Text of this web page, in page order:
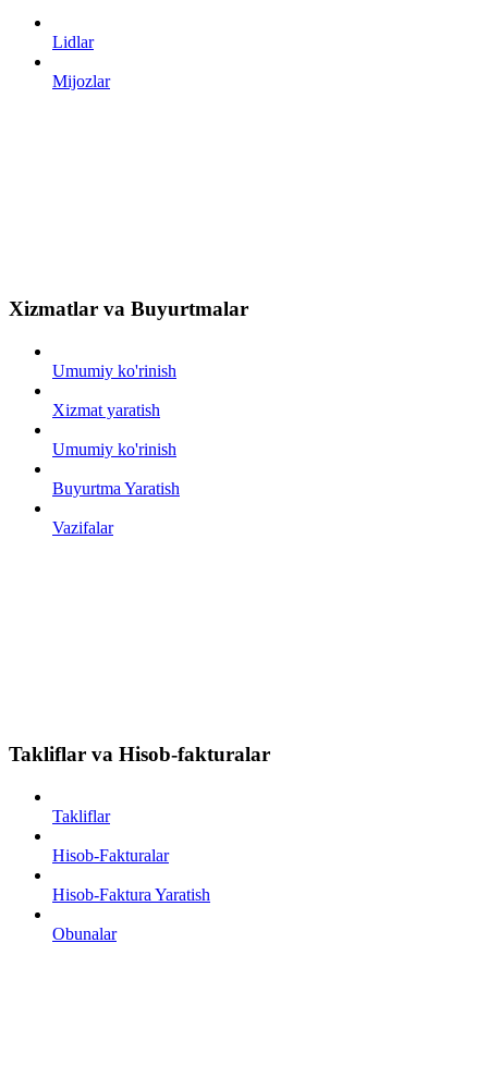
Lidlar
Mijozlar
Xizmatlar va Buyurtmalar
Umumiy ko'rinish
Xizmat yaratish
Umumiy ko'rinish
Buyurtma Yaratish
Vazifalar
Takliflar va Hisob-fakturalar
Takliflar
Hisob-Fakturalar
Hisob-Faktura Yaratish
Obunalar